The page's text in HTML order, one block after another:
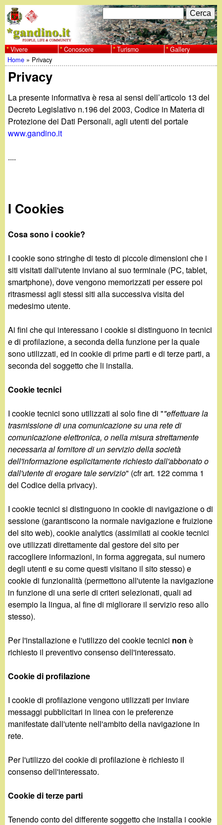
al
contenuto
w
w
w
.
n
n
o
i
t
F
o
r
d
i
a
C
e
r
c
Vivere Conoscere Turismo Gallery
Tu
sei
qui
Home » Privacy
Privacy
La presente informativa è resa ai sensi dell’articolo 13 del
Decreto Legislativo n.196 del 2003, Codice in Materia di
Protezione dei Dati Personali, agli utenti del portale
www.gandino.it
....
I Cookies
Cosa sono i cookie?
I cookie sono stringhe di testo di piccole dimensioni che i
siti visitati dall'utente inviano al suo terminale (PC, tablet,
smartphone), dove vengono memorizzati per essere poi
ritrasmessi agli stessi siti alla successiva visita del
medesimo utente.
Ai fini che qui interessano i cookie si distinguono in tecnici
e di profilazione, a seconda della funzione per la quale
sono utilizzati, ed in cookie di prime parti e di terze parti, a
seconda del soggetto che li installa.
Cookie tecnici
I cookie tecnici sono utilizzati al solo fine di ""effettuare la
trasmissione di una comunicazione su una rete di
comunicazione elettronica, o nella misura strettamente
necessaria al fornitore di un servizio della società
dell'informazione esplicitamente richiesto dall'abbonato o
dall'utente di erogare tale servizio" (cfr art. 122 comma 1
del Codice della privacy).
I cookie tecnici si distinguono in cookie di navigazione o di
sessione (garantiscono la normale navigazione e fruizione
del sito web), cookie analytics (assimilati ai cookie tecnici
ove utilizzati direttamente dal gestore del sito per
raccogliere informazioni, in forma aggregata, sul numero
degli utenti e su come questi visitano il sito stesso) e
cookie di funzionalità (permettono all'utente la navigazione
in funzione di una serie di criteri selezionati, quali ad
esempio la lingua, al fine di migliorare il servizio reso allo
stesso).
Per l'installazione e l'utilizzo dei cookie tecnici nonè
richiesto il preventivo consenso dell'interessato.
Cookie di profilazione
I cookie di profilazione vengono utilizzati per inviare
messaggi pubblicitari in linea con le preferenze
manifestate dall'utente nell'ambito della navigazione in
rete.
Per l'utilizzo dei cookie di profilazione è richiesto il
consenso dell'interessato.
Cookie di terze parti
Tenendo conto del differente soggetto che installa i cookie